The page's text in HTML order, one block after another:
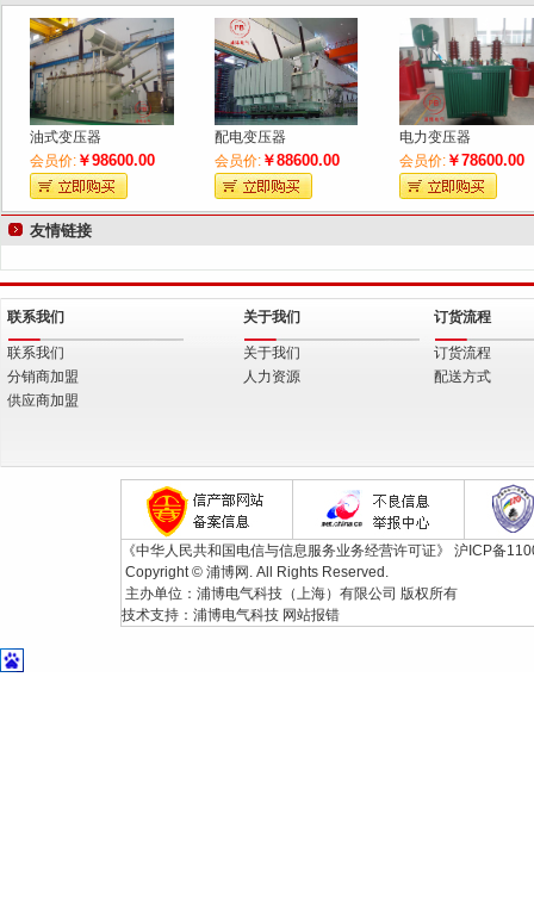
油式变压器
会员价:￥98600.00
配电变压器
会员价:￥88600.00
电力变压器
会员价: ￥78600.00
友情链接
联系我们
联系我们
分销商加盟
供应商加盟
关于我们
关于我们
人力资源
订货流程
订货流程
配送方式
《中华人民共和国电信与信息服务业务经营许可证》 沪ICP备
Copyright © 浦博网. All Rights Reserved.
主办单位：浦博电气科技（上海）有限公司 版权所有
技术支持： 浦博电气科技 网站报错